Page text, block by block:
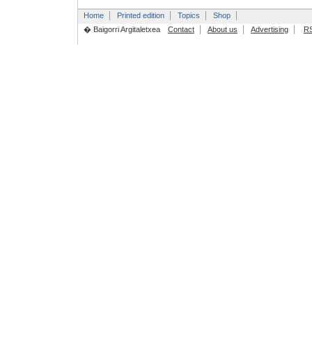
Home Printed edition Topics
Shop
� Baigorri Argitaletxea
Contact About us Advertising